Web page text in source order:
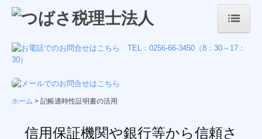
ホーム
事務所概要
ホーム 記帳適時性証明書の活用
信用保証機関や銀行等から信頼さ